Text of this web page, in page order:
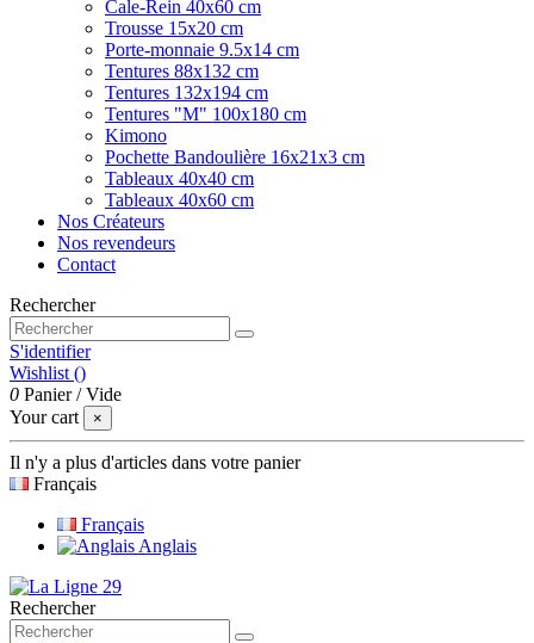
Cale-Rein 40x60 cm
Trousse 15x20 cm
Porte-monnaie 9.5x14 cm
Tentures 88x132 cm
Tentures 132x194 cm
Tentures "M" 100x180 cm
Kimono
Pochette Bandoulière 16x21x3 cm
Tableaux 40x40 cm
Tableaux 40x60 cm
Nos Créateurs
Nos revendeurs
Contact
Rechercher
S'identifier
Wishlist ()
0 Panier /Vide
Your cart
×
Il n'y a plus d'articles dans votre panier
Français
Français
Anglais
Rechercher